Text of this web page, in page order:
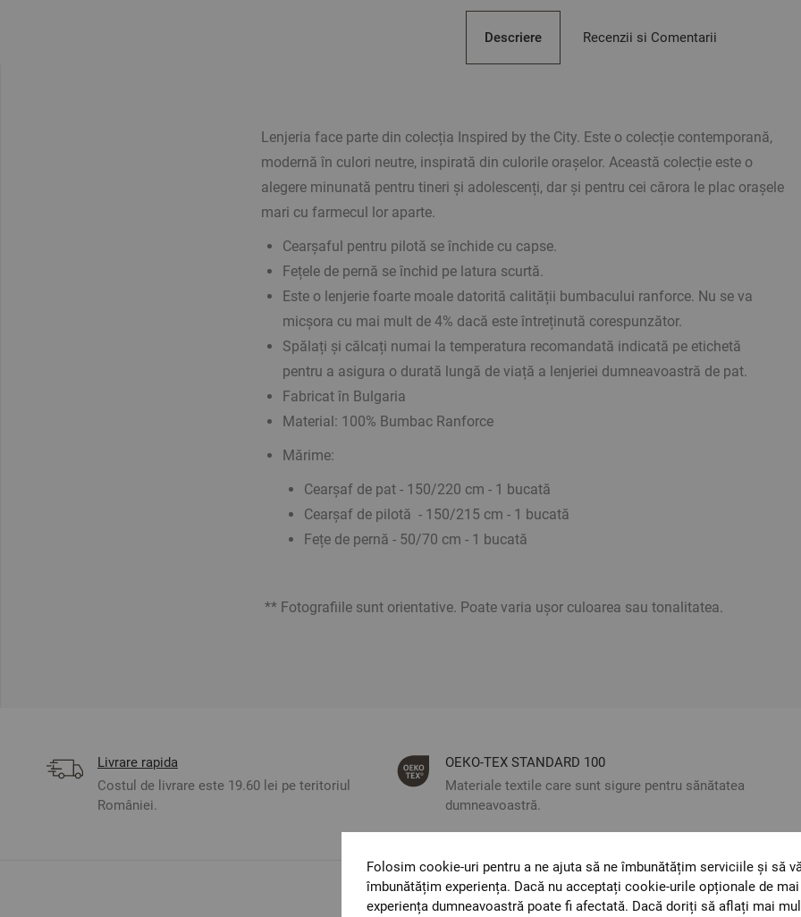
Descriere
Lenjeria face parte din colecția Inspired by the City. Este o colecție contemporană,
modernă în culori neutre, inspirată din culorile orașelor. Această colecție este o
alegere minunată pentru tineri și adolescenți, dar și pentru cei cărora le plac orașele
mari cu farmecul lor aparte.
Cearșaful pentru pilotă se închide cu capse.
Fețele de pernă se închid pe latura scurtă.
Este o lenjerie foarte moale datorită calității bumbacului ranforce. Nu se va
micșora cu mai mult de 4% dacă este întreținută corespunzător.
Spălați și călcați numai la temperatura recomandată indicată pe etichetă
pentru a asigura o durată lungă de viață a lenjeriei dumneavoastră de pat.
Fabricat în Bulgaria
Material: 100% Bumbac Ranforce
Mărime:
Cearșaf de pat - 150/220 cm - 1 bucată
Cearșaf de pilotă - 150/215 cm - 1 bucată
Fețe de pernă - 50/70 cm - 1 bucată
** Fotografiile sunt orientative. Poate varia ușor culoarea sau tonalitatea.
Recenzii si Comentarii
Livrare rapida
Costul de livrare este 19.60 lei pe teritoriul
României.
ОЕКО-ТЕX STANDARD 100
Materiale textile care sunt sigure pentru sănătatea
dumneavoastră.
Folosim cookie-uri pentru a ne ajuta să ne îmbunătățim serviciile și să
îmbunătățim experiența. Dacă nu acceptați cookie-urile opționale de
experiența dumneavoastră poate fi afectată. Dacă doriți să aflați mai